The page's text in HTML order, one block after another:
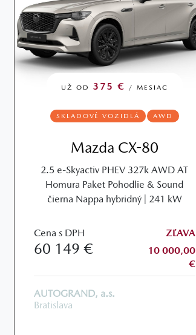
UŽ OD 375 € / MESIAC
SKLADOVÉ VOZIDLÁ AWD
Mazda CX-80
2.5 e-Skyactiv PHEV 327k AWD AT
Homura Paket Pohodlie & Sound
čierna Nappa hybridný | 241 kW
Cena s DPH
60 149 €
ZĽAVA
10 000,00
€
AUTOGRAND, a.s.
Bratislava